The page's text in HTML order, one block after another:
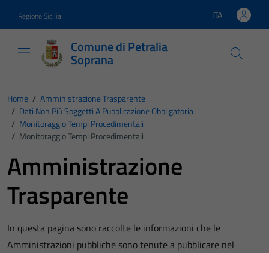
Regione Sicilia Lingua attiva:
ITA
Comune di Petralia
Soprana
Home / Amministrazione Trasparente
/ Dati Non Più Soggetti A Pubblicazione Obbligatoria
/ Monitoraggio Tempi Procedimentali
/ Monitoraggio Tempi Procedimentali
Amministrazione
Trasparente
In questa pagina sono raccolte le informazioni che le
Amministrazioni pubbliche sono tenute a pubblicare nel